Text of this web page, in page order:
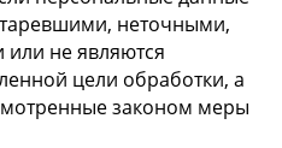
неточными,
не являются
цели обработки, а
законом меры